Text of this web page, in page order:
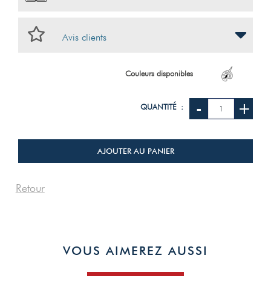
Avis clients
Couleurs disponibles
QUANTITÉ : - +
AJOUTER AU PANIER
Retour
VOUS AIMEREZ AUSSI